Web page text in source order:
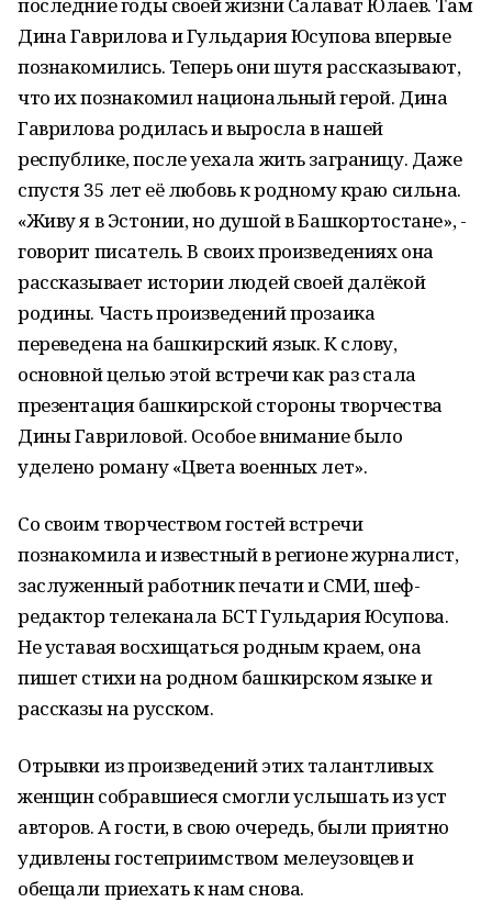
Дина Гаврилова и Гульдария Юсупова впервые
познакомились. Теперь они шутя рассказывают,
что их познакомил национальный герой. Дина
Гаврилова родилась и выросла в нашей
республике, после уехала жить заграницу. Даже
спустя 35 лет её любовь к родному краю сильна.
«Живу я в Эстонии, но душой в Башкортостане», -
говорит писатель. В своих произведениях она
рассказывает истории людей своей далёкой
родины. Часть произведений прозаика
переведена на башкирский язык. К слову,
основной целью этой встречи как раз стала
презентация башкирской стороны творчества
Дины Гавриловой. Особое внимание было
уделено роману «Цвета военных лет».
Со своим творчеством гостей встречи
познакомила и известный в регионе журналист,
заслуженный работник печати и СМИ, шеф-
редактор телеканала БСТ Гульдария Юсупова.
Не уставая восхищаться родным краем, она
пишет стихи на родном башкирском языке и
рассказы на русском.
Отрывки из произведений этих талантливых
женщин собравшиеся смогли услышать из уст
авторов. А гости, в свою очередь, были приятно
удивлены гостеприимством мелеузовцев и
обещали приехать к нам снова.